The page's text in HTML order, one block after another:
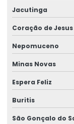
Rótulos Adesivos
Rótulos Adesivos
Rótulos Adesivos
Rótulos Adesivos
Jacutinga
Coração de Jesus
Nepomuceno
Minas Novas
Espera Feliz
Buritis
São Gonçalo do